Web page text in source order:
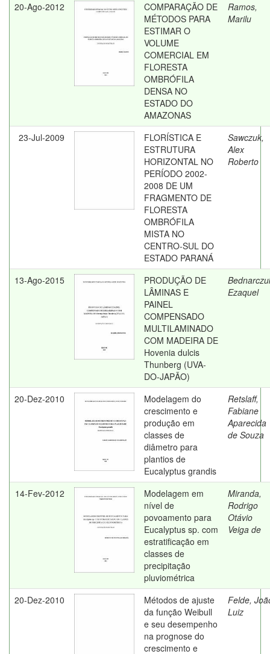
20-Ago-2012
COMPARAÇÃO DE
MÉTODOS PARA
ESTIMAR O
VOLUME
COMERCIAL EM
FLORESTA
OMBRÓFILA
DENSA NO
ESTADO DO
AMAZONAS
Ramos,
Marilu
23-Jul-2009
FLORÍSTICA E
ESTRUTURA
HORIZONTAL NO
PERÍODO 2002-
2008 DE UM
FRAGMENTO DE
FLORESTA
OMBRÓFILA
MISTA NO
CENTRO-SUL DO
ESTADO PARANÁ
Sawczuk,
Alex
Roberto
13-Ago-2015
PRODUÇÃO DE
LÂMINAS E
PAINEL
COMPENSADO
MULTILAMINADO
COM MADEIRA DE
Hovenia dulcis
Thunberg (UVA-
DO-JAPÃO)
Ezaquel
20-Dez-2010
Modelagem do
crescimento e
produção em
classes de
diâmetro para
plantios de
Eucalyptus grandis
Retslaff,
Fabiane
Aparecida
de Souza
14-Fev-2012
Modelagem em
nível de
povoamento para
Eucalyptus sp. com
estratificação em
classes de
precipitação
pluviométrica
Miranda,
Rodrigo
Otávio
Veiga de
20-Dez-2010
Métodos de ajuste
da função Weibull
e seu desempenho
na prognose do
crescimento e
Felde,
Luiz